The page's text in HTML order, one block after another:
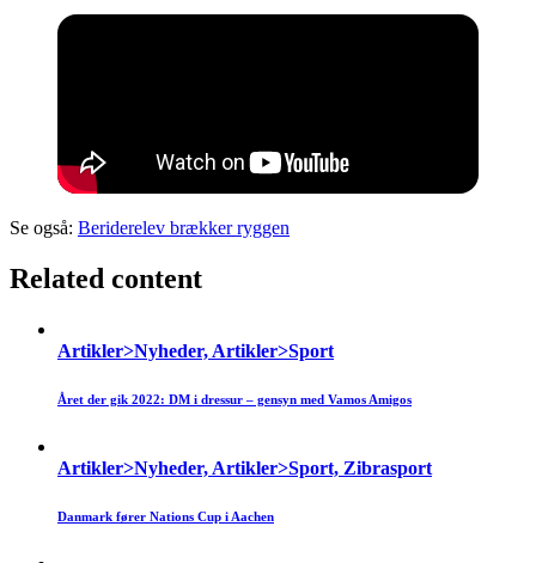
Se også: Beriderelev brækker ryggen
Related content
Artikler>Nyheder, Artikler>Sport
Året der gik 2022: DM i dressur – gensyn med Vamos Amigos
Artikler>Nyheder, Artikler>Sport, Zibrasport
Danmark fører Nations Cup i Aachen